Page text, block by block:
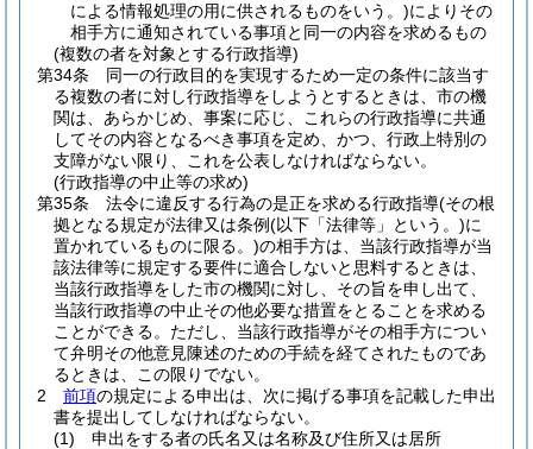
による情報処理の用に供されるものをいう。)によりその
相手方に通知されている事項と同一の内容を求めるもの
(複数の者を対象とする行政指導)
第34条
同一の行政目的を実現するため一定の条件に該当す
る複数の者に対し行政指導をしようとするときは、市の機
関は、あらかじめ、事案に応じ、これらの行政指導に共通
してその内容となるべき事項を定め、かつ、行政上特別の
支障がない限り、これを公表しなければならない。
(行政指導の中止等の求め)
第35条
法令に違反する行為の是正を求める行政指導(その根
拠となる規定が法律又は条例(以下「法律等」という。)に
置かれているものに限る。)の相手方は、当該行政指導が当
該法律等に規定する要件に適合しないと思料するときは、
当該行政指導をした市の機関に対し、その旨を申し出て、
当該行政指導の中止その他必要な措置をとることを求める
ことができる。 ただし、当該行政指導がその相手方につい
て弁明その他意見陳述のための手続を経てされたものであ
るときは、この限りでない。
2
前項の規定による申出は、次に掲げる事項を記載した申出
書を提出してしなければならない。
(1)
申出をする者の氏名又は名称及び住所又は居所